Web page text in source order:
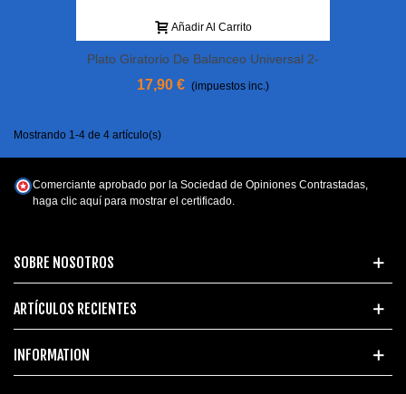
Añadir Al Carrito
Plato Giratorio De Balanceo Universal 2-
8S Hitec JST-XH-EH-TP / FP
17,90 € (impuestos inc.)
Mostrando 1-4 de 4 artículo(s)
SOBRE NOSOTROS
ARTÍCULOS RECIENTES
INFORMATION
Comerciante aprobado por la Sociedad de Opiniones Contrastadas,
haga clic aquí para mostrar el certificado.